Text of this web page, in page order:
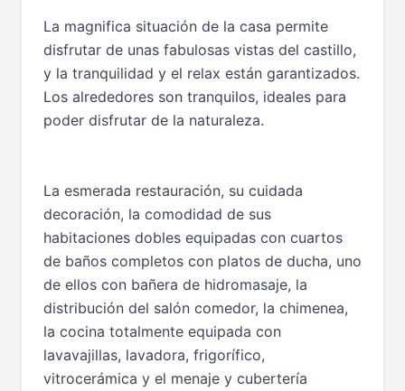
La magnifica situación de la casa permite
disfrutar de unas fabulosas vistas del castillo,
y la tranquilidad y el relax están garantizados.
Los alrededores son tranquilos, ideales para
poder disfrutar de la naturaleza.
La esmerada restauración, su cuidada
decoración, la comodidad de sus
habitaciones dobles equipadas con cuartos
de baños completos con platos de ducha, uno
de ellos con bañera de hidromasaje, la
distribución del salón comedor, la chimenea,
la cocina totalmente equipada con
lavavajillas, lavadora, frigorífico,
vitrocerámica y el menaje y cubertería